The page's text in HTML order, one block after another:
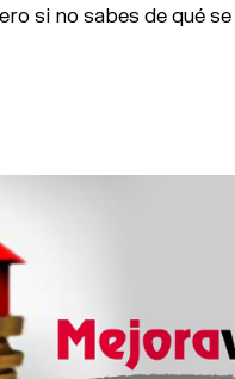
si no sabes de qué